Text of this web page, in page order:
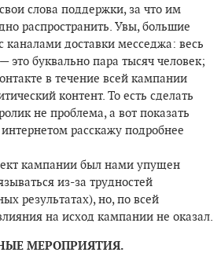
слова поддержки, за что им
распространить. Увы, большие
доставки месседжа: весь
это буквально пара тысяч человек;
в течение всей кампании
контент. То есть сделать
не проблема, а вот показать
расскажу подробнее
кампании был нами упущен
из-за трудностей
результатах), но, по всей
на исход кампании не оказал.
МЕРОПРИЯТИЯ.